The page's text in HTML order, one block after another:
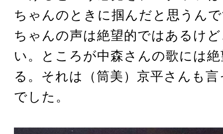
ちゃんのときに掴んだと思うん
ちゃんの声は絶望的ではあるけ
い。ところが中森さんの歌には
る。それは（筒美）京平さんも
でした。